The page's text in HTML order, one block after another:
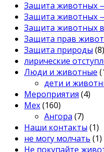
Защита животных
Защита животных
Защита животных
Защита прав
Защита природы (8)
лирические
Люди и животные
дети и
Мероприятия (4)
Мех(160)
Ангора (7)
Наши контакты (1)
не могу молчать (1)
Не покупайте